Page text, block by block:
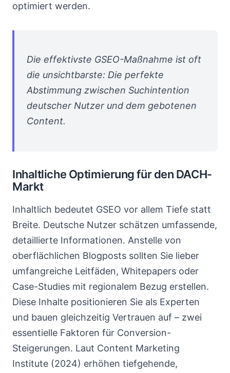
optimiert werden.
Die effektivste GSEO-Maßnahme ist oft
die unsichtbarste: Die perfekte
Abstimmung zwischen Suchintention
deutscher Nutzer und dem gebotenen
Content.
Inhaltliche Optimierung für den DACH-
Markt
Inhaltlich bedeutet GSEO vor allem Tiefe statt
Breite. Deutsche Nutzer schätzen umfassende,
detaillierte Informationen. Anstelle von
oberflächlichen Blogposts sollten Sie lieber
umfangreiche Leitfäden, Whitepapers oder
Case-Studies mit regionalem Bezug erstellen.
Diese Inhalte positionieren Sie als Experten
und bauen gleichzeitig Vertrauen auf – zwei
essentielle Faktoren für Conversion-
Steigerungen. Laut Content Marketing
Institute (2024) erhöhen tiefgehende,